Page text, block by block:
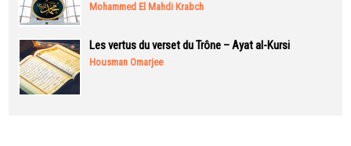
Mohammed El Mahdi Krabch
Les vertus du verset du Trône – Ayat al-Kursi
Housman Omarjee